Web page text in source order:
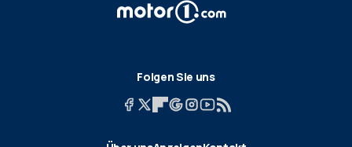
Folgen Sie uns